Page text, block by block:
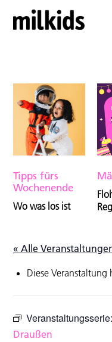
Tipps fürs
Wochenende
Wo was los ist
« Alle
Diese
Veranstaltungsserie:
Draußen